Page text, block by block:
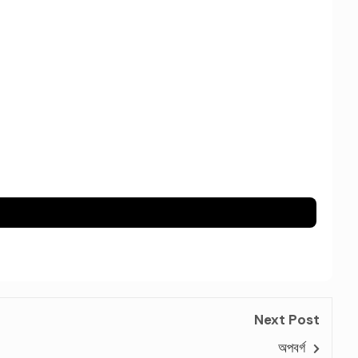
Next Post
অপবর্গ